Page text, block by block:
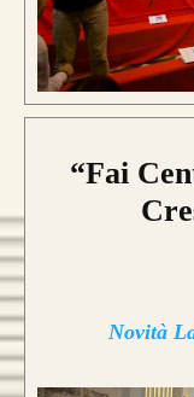
“Fai
Novità